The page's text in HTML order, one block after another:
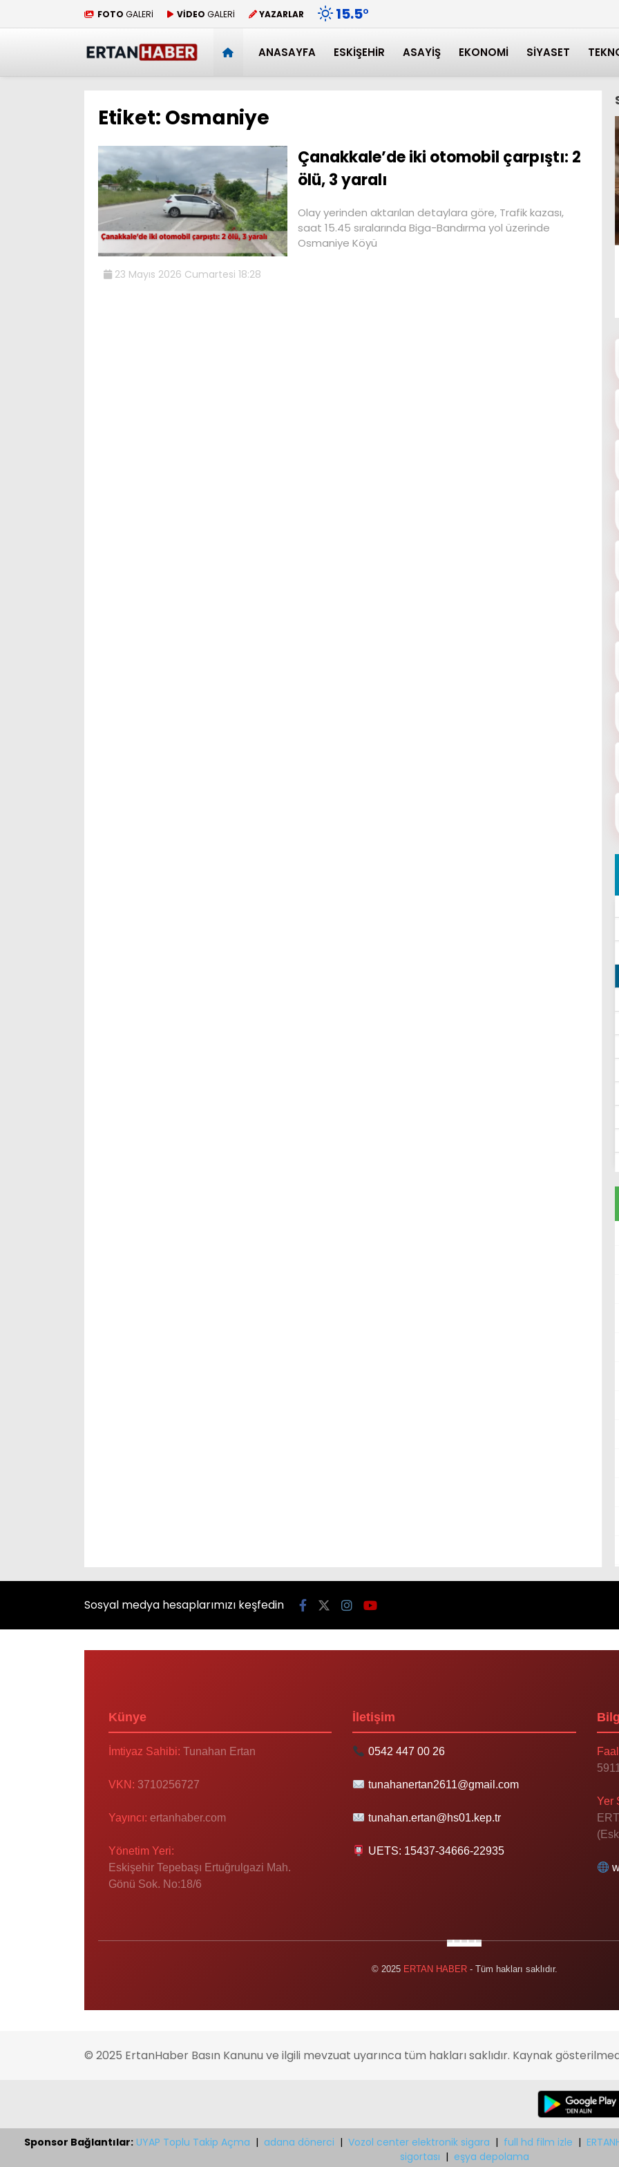
FOTO GALERİ VİDEO GALERİ YAZARLAR 15.5°
ANASAYFA ESKIŞEHIR ASAYIŞ EKONOMI SIYASET
Etiket: Osmaniye
Çanakkale’de iki otomobil çarpıştı: 2
ölü, 3 yaralı
Olay yerinden aktarılan detaylara göre, Trafik kazası,
saat 15.45 sıralarında Biga-Bandırma yol üzerinde
Osmaniye Köyü
23 Mayıs 2026 Cumartesi 18:28
Sosyal medya hesaplarımızı keşfedin
Künye
İmtiyaz Sahibi: Tunahan Ertan
VKN: 3710256727
Yayıncı: ertanhaber.com
Yönetim Yeri:
Eskişehir Tepebaşı Ertuğrulgazi Mah.
Gönü Sok. No:18/6
İletişim
0542 447 00 26
tunahanertan2611@gmail.com
tunahan.ertan@hs01.kep.tr
UETS: 15437-34666-22935
Yer
© 2025 ERTAN HABER- Tüm hakları saklıdır.
© 2025 ErtanHaber Basın Kanunu ve ilgili mevzuat uyarınca tüm hakları saklıdır. Kaynak
Sponsor Bağlantılar: UYAP Toplu Takip Açma | adana dönerci | Vozol center elektronik sigara | full hd film izle |
sigortası | eşya depolama